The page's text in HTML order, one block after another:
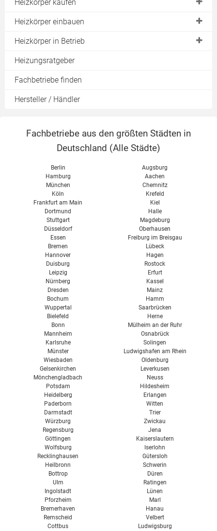
Funkgesteuert
Heizkörper kaufen
Preise
Richtige Größe
Vergleich & Test
Heizkörper einbauen
Montage
Halterung
Heizkörper in Betrieb
Reinigen
Lackieren
Heizungsratgeber
Fachbetriebe finden
Hersteller / Händler
Fachbetriebe aus den größten Städten in
Deutschland (Alle Städte)
Berlin
Hamburg
München
Köln
Frankfurt am Main
Dortmund
Stuttgart
Düsseldorf
Essen
Bremen
Hannover
Duisburg
Leipzig
Nürnberg
Dresden
Bochum
Wuppertal
Bielefeld
Bonn
Mannheim
Karlsruhe
Münster
Wiesbaden
Gelsenkirchen
Mönchengladbach
Augsburg
Aachen
Chemnitz
Krefeld
Kiel
Halle
Magdeburg
Oberhausen
Freiburg im Breisgau
Lübeck
Hagen
Rostock
Erfurt
Kassel
Mainz
Hamm
Saarbrücken
Herne
Mülheim an der Ruhr
Osnabrück
Solingen
Ludwigshafen am Rhein
Oldenburg
Leverkusen
Neuss
Potsdam
Heidelberg
Paderborn
Darmstadt
Würzburg
Regensburg
Göttingen
Wolfsburg
Recklinghausen
Heilbronn
Bottrop
Ulm
Ingolstadt
Pforzheim
Bremerhaven
Remscheid
Cottbus
Hildesheim
Erlangen
Witten
Trier
Zwickau
Jena
Kaiserslautern
Iserlohn
Gütersloh
Schwerin
Düren
Ratingen
Lünen
Marl
Hanau
Velbert
Ludwigsburg